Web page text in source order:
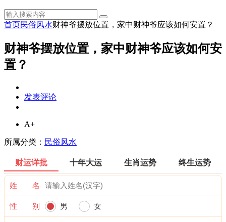
首页民俗风水财神爷摆放位置，家中财神爷应该如何安置？
财神爷摆放位置，家中财神爷应该如何安
置？
发表评论
A+
所属分类： 民俗风水
财运详批 十年大运 生肖运势 终生运势
姓 名
性 别 男 女